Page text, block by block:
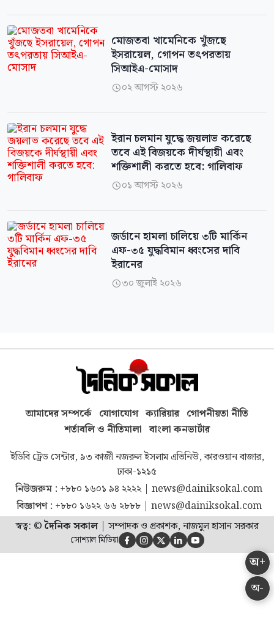
মোজতবা খামেনিকে খুঁজছে
ইসরায়েল, গোপন তৎপরতায়
সিআইএ-মোসাদ
০২ আগস্ট ২০২৬
ইরান চলমান যুদ্ধে জয়লাভ করেছে
তবে এই বিজয়কে দীর্ঘস্থায়ী এবং
শক্তিশালী করতে হবে: গালিবাফ
০১ আগস্ট ২০২৬
জর্ডানে হামলা চালিয়ে ৩টি মার্কিন
এফ-৩৫ যুদ্ধবিমান ধ্বংসের দাবি
ইরানের
৩০ জুলাই ২০২৬
অ-
অ+
আমাদের সম্পর্কে যোগাযোগ ক্যারিয়ার গোপনীয়তা নীতি
শর্তাবলি ও নীতিমালা বাংলা কনভার্টার
ইডিবি ট্রেড সেন্টার, ৯৩ কাজী নজরুল ইসলাম এভিনিউ, কারওয়ান বাজার,
ঢাকা-১২১৫
নিউজরুম : +৮৮০ ১৬০১ ৯৪ ২২২২| news@dainiksokal.com
বিজ্ঞাপণ : +৮৮০ ১৬২২ ৬৬ ২৮৮৮| news@dainiksokal.com
স্বত্ব: ©দৈনিক সকাল| সম্পাদক ও প্রকাশক, নাজমুল হাসান সরকার
সোশ্যাল মিডিয়া     